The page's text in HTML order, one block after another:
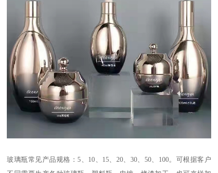
玻璃瓶常见产品规格：5、10、15、20、30、50、100。可根据客户